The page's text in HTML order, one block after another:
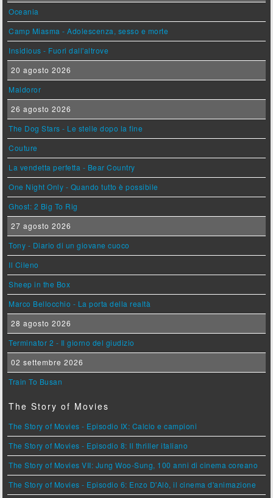
Oceania
Camp Miasma - Adolescenza, sesso e morte
Insidious - Fuori dall'altrove
20 agosto 2026
Maldoror
26 agosto 2026
The Dog Stars - Le stelle dopo la fine
Couture
La vendetta perfetta - Bear Country
One Night Only - Quando tutto è possibile
Ghost: 2 Big To Rig
27 agosto 2026
Tony - Diario di un giovane cuoco
Il Cileno
Sheep in the Box
Marco Bellocchio - La porta della realtà
28 agosto 2026
Terminator 2 - Il giorno del giudizio
02 settembre 2026
Train To Busan
The Story of Movies
The Story of Movies - Episodio IX: Calcio e campioni
The Story of Movies - Episodio 8: Il thriller italiano
The Story of Movies VII: Jung Woo-Sung, 100 anni di cinema coreano
The Story of Movies - Episodio 6: Enzo D'Alò, il cinema d'animazione